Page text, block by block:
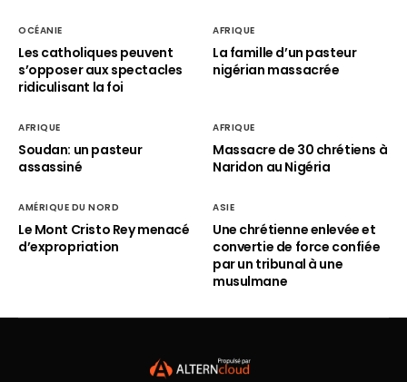
OCÉANIE
Les catholiques peuvent
s’opposer aux spectacles
ridiculisant la foi
AFRIQUE
La famille d’un pasteur
nigérian massacrée
AFRIQUE
Soudan: un pasteur
assassiné
AFRIQUE
Massacre de 30 chrétiens à
Naridon au Nigéria
AMÉRIQUE DU NORD
Le Mont Cristo Rey menacé
d’expropriation
ASIE
Une chrétienne enlevée et
convertie de force confiée
par un tribunal à une
musulmane